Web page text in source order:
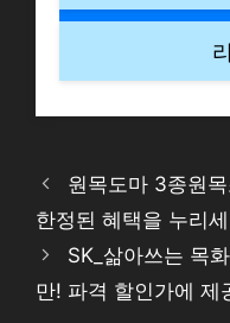
원목도마 3종원
한정된 혜택을 누리
SK_삶아쓰는 목
만! 파격 할인가에 제